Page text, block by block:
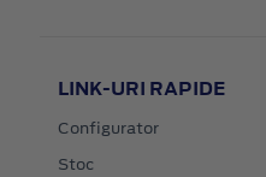
LINK-URI RAPIDE
Configurator
Stoc